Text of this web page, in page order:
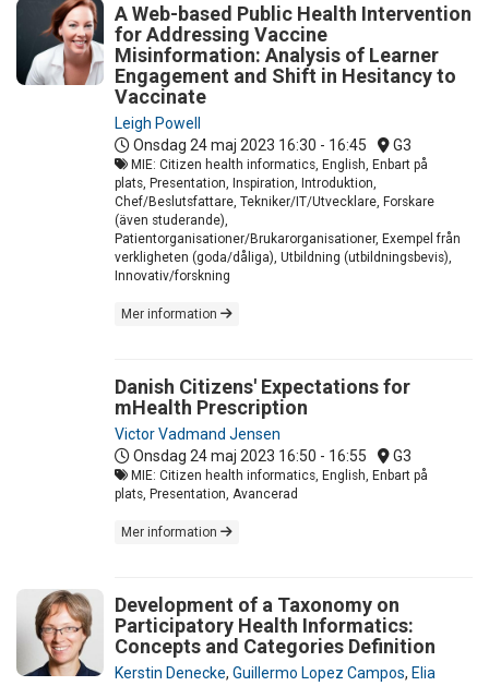
A Web-based Public Health Intervention
for Addressing Vaccine
Misinformation: Analysis of Learner
Engagement and Shift in Hesitancy to
Vaccinate
Leigh Powell
Onsdag 24 maj 2023 16:30 - 16:45 G3
MIE: Citizen health informatics, English, Enbart på
plats, Presentation, Inspiration, Introduktion,
Chef/Beslutsfattare, Tekniker/IT/Utvecklare, Forskare
(även studerande),
Patientorganisationer/Brukarorganisationer, Exempel från
verkligheten (goda/dåliga), Utbildning (utbildningsbevis),
Innovativ/forskning
Mer information
Danish Citizens' Expectations for
mHealth Prescription
Victor Vadmand Jensen
Onsdag 24 maj 2023 16:50 - 16:55 G3
MIE: Citizen health informatics, English, Enbart på
plats, Presentation, Avancerad
Mer information
Development of a Taxonomy on
Participatory Health Informatics:
Concepts and Categories Definition
Kerstin Denecke, Guillermo Lopez Campos, Elia